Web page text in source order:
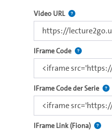
Video URL Der Link zu
IFrame Code Nutzen Sie
IFrame Code der Serie
IFrame Link (Fiona)